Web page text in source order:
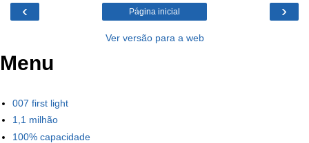
‹ ›
Página inicial
Ver versão para a web
Menu
007 first light
1,1 milhão
100% capacidade